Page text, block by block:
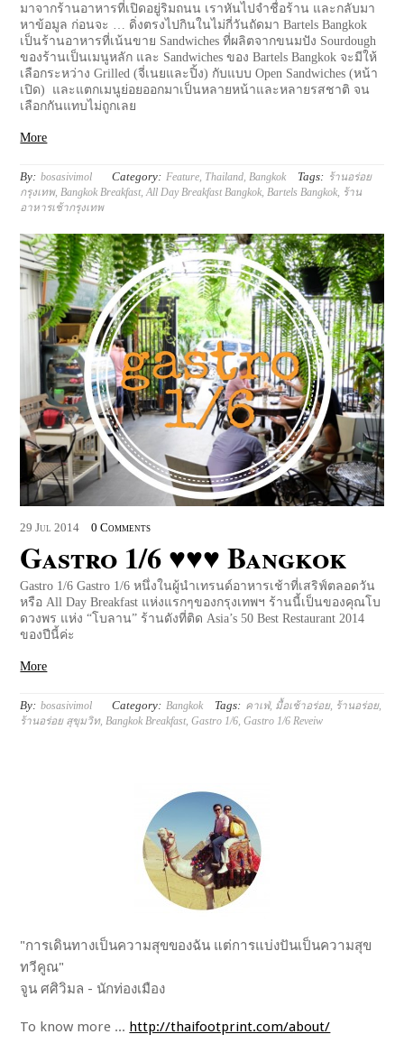
มาจากร้านอาหารที่เปิดอยู่ริมถนน เราหันไปจำชื่อร้าน และกลับมา
หาข้อมูล ก่อนจะ … ดิ่งตรงไปกินในไม่กี่วันถัดมา Bartels Bangkok
เป็นร้านอาหารที่เน้นขาย Sandwiches ที่ผลิตจากขนมปัง Sourdough
ของร้านเป็นเมนูหลัก และ Sandwiches ของ Bartels Bangkok จะมีให้
เลือกระหว่าง Grilled (จี่เนยและปิ้ง) กับแบบ Open Sandwiches (หน้า
เปิด) และแตกเมนูย่อยออกมาเป็นหลายหน้าและหลายรสชาติ จน
เลือกกันแทบไม่ถูกเลย
More
By: bosasivimol Category: Feature Thailand Bangkok Tags: ร้านอร่อย
กรุงเทพ, Bangkok Breakfast,All Day Breakfast Bangkok Bartels Bangkok ร้าน
อาหารเช้ากรุงเทพ
29 Jul 2014 0 Comments
Gastro 1/6 ♥♥♥ Bangkok
Gastro 1/6 Gastro 1/6 หนึ่งในผู้นำเทรนด์อาหารเช้าที่เสริฟ์ตลอดวัน
หรือ All Day Breakfast แห่งแรกๆของกรุงเทพฯ ร้านนี้เป็นของคุณโบ
ดวงพร แห่ง “โบลาน” ร้านดังที่ติด Asia’s 50 Best Restaurant 2014
ของปีนี้ค่ะ
More
By: bosasivimol Category: Bangkok Tags: คาเฟ่, มื้อเช้าอร่อย, ร้านอร่อย,
ร้านอร่อย สุขุมวิท,Bangkok Breakfast,Gastro 1/6,Gastro 1/6 Reveiw
"การเดินทางเป็นความสุขของฉัน แต่การแบ่งปันเป็นความสุข
ทวีคูณ"
จูน ศศิวิมล - นักท่องเมือง
To know more ... http://thaifootprint.com/about/